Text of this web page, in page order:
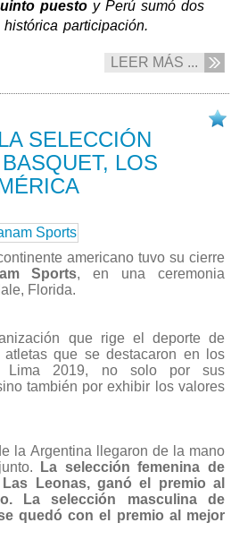
puesto y Perú sumó dos
participación.
LEER MÁS ...
SELECCIÓN
LOS
americano tuvo su cierre
Sports, en una ceremonia
Florida.
que rige el deporte de
que se destacaron en los
Lima 2019, no solo por sus
también por exhibir los valores
la Argentina llegaron de la mano
La selección femenina de
Leonas, ganó el premio al
La selección masculina de
quedó con el premio al mejor